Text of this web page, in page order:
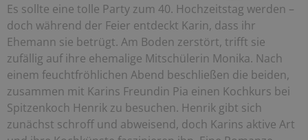
Es sollte eine tolle Party zum 40. Hochzeitstag werden –
doch während der Feier entdeckt Karin, dass ihr
Ehemann sie betrügt. Am Boden zerstört, trifft sie
zufällig auf ihre ehemalige Mitschülerin Monika. Nach
einem feuchtfröhlichen Abend beschließen die beiden,
zusammen mit Karins Freundin Pia einen Kochkurs bei
Spitzenkoch Henrik zu besuchen. Henrik gibt sich
zunächst schroff und abweisend, doch Karins aktive Art